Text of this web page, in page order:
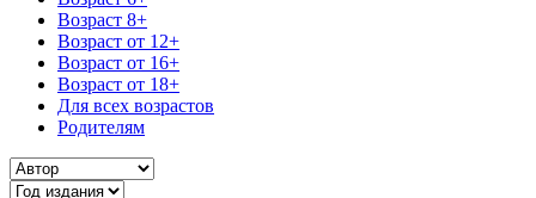
Возраст 8+
Возраст от 12+
Возраст от 16+
Возраст от 18+
Для всех возрастов
Родителям